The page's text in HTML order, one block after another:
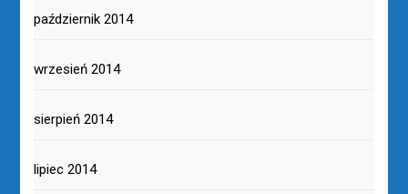
październik 2014
wrzesień 2014
sierpień 2014
lipiec 2014